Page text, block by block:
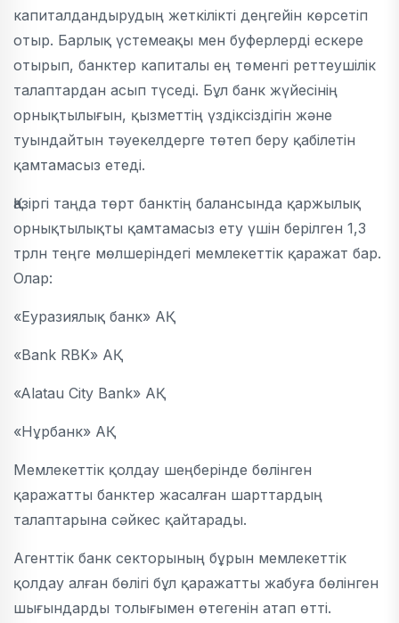
капиталдандырудың жеткілікті деңгейін көрсетіп
отыр. Барлық үстемеақы мен буферлерді ескере
отырып, банктер капиталы ең төменгі реттеушілік
талаптардан асып түседі. Бұл банк жүйесінің
орнықтылығын, қызметтің үздіксіздігін және
туындайтын тәуекелдерге төтеп беру қабілетін
қамтамасыз етеді.
Қазіргі таңда төрт банктің балансында қаржылық
орнықтылықты қамтамасыз ету үшін берілген 1,3
трлн теңге мөлшеріндегі мемлекеттік қаражат бар.
Олар:
«Еуразиялық банк» АҚ
«Bank RBK» АҚ
«Alatau City Bank» АҚ
«Нұрбанк» АҚ
Мемлекеттік қолдау шеңберінде бөлінген
қаражатты банктер жасалған шарттардың
талаптарына сәйкес қайтарады.
Агенттік банк секторының бұрын мемлекеттік
қолдау алған бөлігі бұл қаражатты жабуға бөлінген
шығындарды толығымен өтегенін атап өтті.